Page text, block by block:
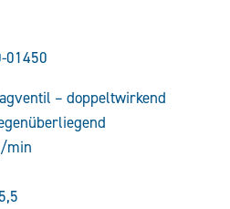
01450
– doppeltwirkend
min